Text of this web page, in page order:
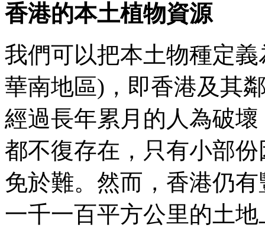
香港的本土植物資源
我們可以把本土物種定
華南地區)，即香港及其
經過長年累月的人為破
都不復存在，只有小部
免於難。然而，香港仍
一千一百平方公里的土